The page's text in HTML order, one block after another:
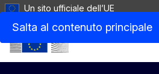
Salta al contenuto principale
Un sito ufficiale dell’UE
Site Menu